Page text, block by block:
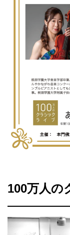
100万人の